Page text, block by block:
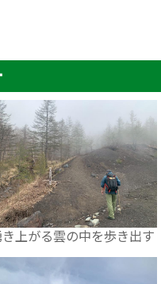
上がる雲の中を歩き出す